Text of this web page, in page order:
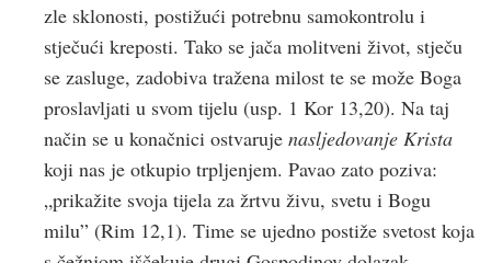
zle sklonosti, postižući potrebnu samokontrolu i
stječući kreposti. Tako se jača molitveni život, stječu
se zasluge, zadobiva tražena milost te se može Boga
proslavljati u svom tijelu (usp. 1 Kor 13,20). Na taj
način se u konačnici ostvaruje nasljedovanje Krista
koji nas je otkupio trpljenjem. Pavao zato poziva:
„prikažite svoja tijela za žrtvu živu, svetu i Bogu
milu” (Rim 12,1). Time se ujedno postiže svetost koja